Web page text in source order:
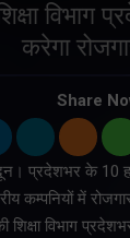
विभाग
करेगा
Share
प्रदेशभर के 10
कम्पनियों में
शिक्षा विभाग